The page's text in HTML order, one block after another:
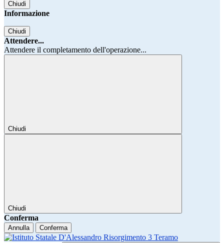
Chiudi
Informazione
Chiudi
Attendere...
Attendere il completamento dell'operazione...
Chiudi
Chiudi
Conferma
Annulla Conferma